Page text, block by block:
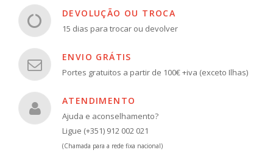
DEVOLUÇÃO OU TROCA
15 dias para trocar ou devolver
ENVIO GRÁTIS
Portes gratuitos a partir de 100€ +iva (exceto Ilhas)
ATENDIMENTO
Ajuda e aconselhamento?
Ligue (+351) 912 002 021
(Chamada para a rede fixa nacional)